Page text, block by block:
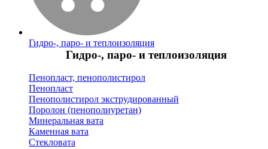
Гидро-, паро- и теплоизоляция
Гидро-, паро- и теплоизоляция
Пенопласт, пенополистирол
Пенопласт
Пенополистирол экструдированный
Поролон (пенополиуретан)
Минеральная вата
Каменная вата
Стекловата